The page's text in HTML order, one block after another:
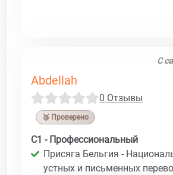
С
Abdellah
0 Отзывы
🥉 Проверено
C1 - Профессиональный
Присяга Бельгия -
устных и письменных